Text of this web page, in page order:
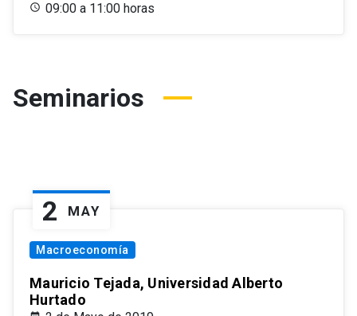
09:00 a 11:00 horas
Seminarios
2 MAY
Macroeconomía
Mauricio Tejada, Universidad Alberto
Hurtado